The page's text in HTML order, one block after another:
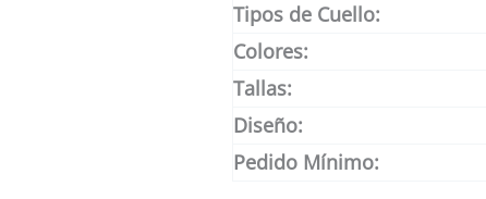
Tipos de Cuello:
Colores:
Tallas:
Diseño:
Pedido Mínimo: